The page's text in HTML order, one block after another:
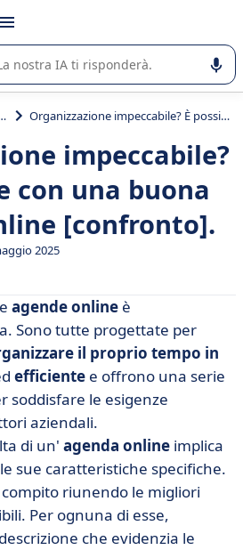
o nella scelta di un
azienda.
Organizzazione impeccabile? È possibile con una buona agenda online [confronto].
impeccabile?
con una buona
[confronto].
2025
delle migliori agende online del
Outlook
agende online è
Sono tutte progettate per
il proprio tempo in
efficiente e offrono una serie
soddisfare le esigenze
aziendali.
di un' agenda online implica
sue caratteristiche specifiche.
riunendo le migliori
Per ognuna di esse,
che evidenzia le